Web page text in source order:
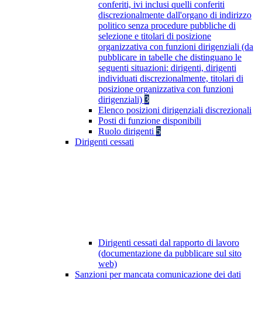
conferiti, ivi inclusi quelli conferiti
discrezionalmente dall'organo di indirizzo
politico senza procedure pubbliche di
selezione e titolari di posizione
organizzativa con funzioni dirigenziali (da
pubblicare in tabelle che distinguano le
seguenti situazioni: dirigenti, dirigenti
individuati discrezionalmente, titolari di
posizione organizzativa con funzioni
dirigenziali) 3
Elenco posizioni dirigenziali discrezionali
Posti di funzione disponibili
Ruolo dirigenti 5
Dirigenti cessati
Dirigenti cessati dal rapporto di lavoro
(documentazione da pubblicare sul sito
web)
Sanzioni per mancata comunicazione dei dati